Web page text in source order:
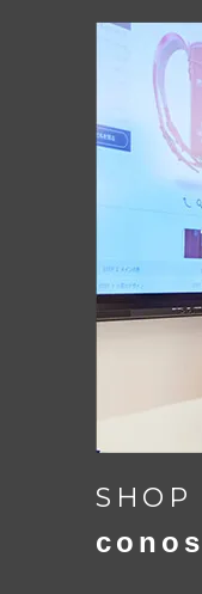
細かな部
SHOP